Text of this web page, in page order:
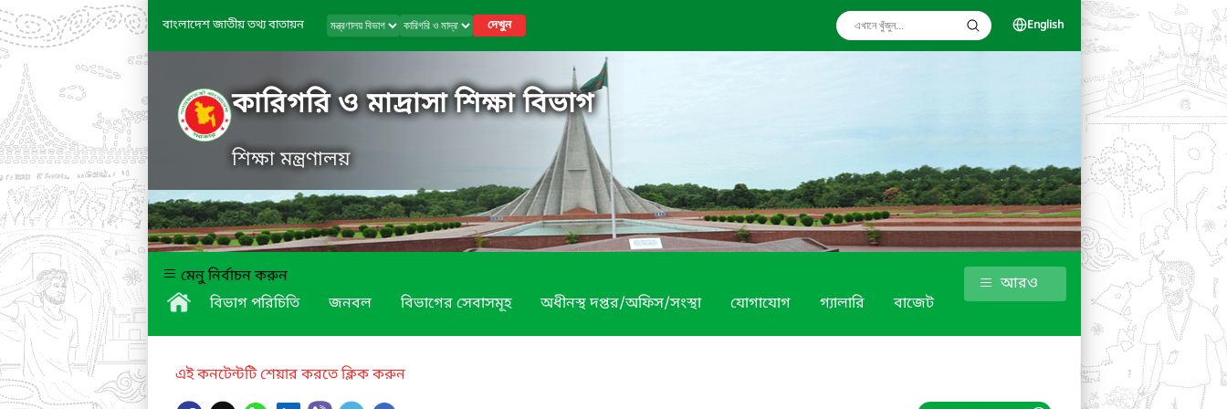
বাংলাদেশ জাতীয় তথ্য বাতায়ন দেখুন English
কারিগরি ও মাদ্রাসা শিক্ষা বিভাগ
শিক্ষা মন্ত্রণালয়
মেনু নির্বাচন করুন
বিভাগ পরিচিতি
জনবল বিভাগের সেবাসমূহ অধীনস্থ দপ্তর/অফিস/সংস্থা যোগাযোগ গ্যালারি বাজেট
আরও
এই কনটেন্টটি শেয়ার করতে ক্লিক করুন